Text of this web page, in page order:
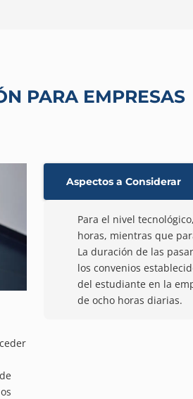
PARA EMPRESAS
Aspectos a Considerar
Para el nivel
horas, mientras que
La duración de las
los convenios
del estudiante en la
de ocho horas diarias.